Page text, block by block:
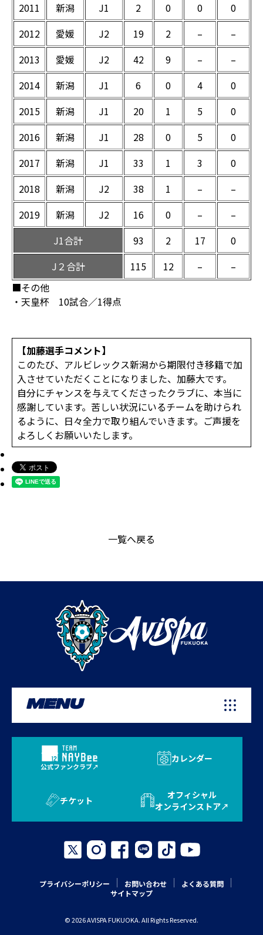
2011
新潟 J1 2 0 0
0
2012
愛媛 J2 19 2 –
–
2013
愛媛 J2 42 9 –
–
2014
新潟 J1 6 0 4
0
2015
新潟 J1 20 1 5
0
2016
新潟 J1 28 0 5
0
2017
新潟 J1 33 1 3
0
2018
新潟 J2 38 1 –
–
2019
新潟 J2 16 0 –
–
J1合計
93 2 17
0
J２合計
115 12 –
–
■その他
・天皇杯 10試合／1得点
【加藤選手コメント】
このたび、アルビレックス新潟から期限付き移籍で加
入させていただくことになりました、加藤大です。
自分にチャンスを与えてくださったクラブに、本当に
感謝しています。苦しい状況にいるチームを助けられ
るように、日々全力で取り組んでいきます。ご声援を
よろしくお願いいたします。
一覧へ戻る
MENU
公式ファンクラブ
カレンダー
チケット
オフィシャル
オンラインストア
プライバシーポリシー お問い合わせ
よくある質問
サイトマップ
© 2026 AVISPA FUKUOKA. All Rights Reserved.